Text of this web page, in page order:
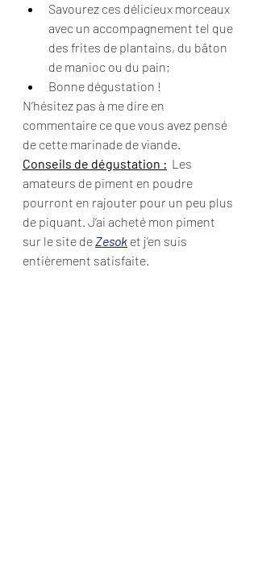
Savourez ces délicieux morceaux
avec un accompagnement tel que
des frites de plantains, du bâton
de manioc ou du pain;
Bonne dégustation !
N’hésitez pas à me dire en
commentaire ce que vous avez pensé
de cette marinade de viande.
Conseils de dégustation :
  Les
amateurs de piment en poudre
pourront en rajouter pour un peu plus
de piquant. J’ai acheté mon piment
sur le site de Zesok et j’en suis
entièrement satisfaite.